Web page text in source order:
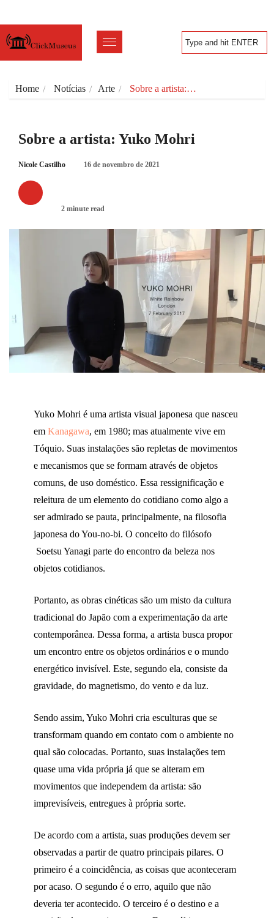
Home Notícias Arte Sobre a artista:…
Sobre a artista: Yuko Mohri
Nicole Castilho 16 de novembro de 2021
2 minute read
Yuko Mohri é uma artista visual japonesa que nasceu
em Kanagawa, em 1980; mas atualmente vive em
Tóquio. Suas instalações são repletas de movimentos
e mecanismos que se formam através de objetos
comuns, de uso doméstico. Essa ressignificação e
releitura de um elemento do cotidiano como algo a
ser admirado se pauta, principalmente, na filosofia
japonesa do You-no-bi. O conceito do filósofo
Soetsu Yanagi parte do encontro da beleza nos
objetos cotidianos.
Portanto, as obras cinéticas são um misto da cultura
tradicional do Japão com a experimentação da arte
contemporânea. Dessa forma, a artista busca propor
um encontro entre os objetos ordinários e o mundo
energético invisível. Este, segundo ela, consiste da
gravidade, do magnetismo, do vento e da luz.
Sendo assim, Yuko Mohri cria esculturas que se
transformam quando em contato com o ambiente no
qual são colocadas. Portanto, suas instalações tem
quase uma vida própria já que se alteram em
movimentos que independem da artista: são
imprevisíveis, entregues à própria sorte.
De acordo com a artista, suas produções devem ser
observadas a partir de quatro principais pilares. O
primeiro é a coincidência, as coisas que aconteceram
por acaso. O segundo é o erro, aquilo que não
deveria ter acontecido. O terceiro é o destino e a